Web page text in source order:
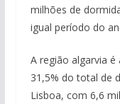
milhões de
igual período do
A região algarvia
31,5% do total de
Lisboa, com 6,6